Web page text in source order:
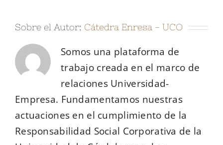
Sobre el Autor: Cátedra Enresa - UCO
Somos una plataforma de
trabajo creada en el marco de
relaciones Universidad-
Empresa. Fundamentamos nuestras
actuaciones en el cumplimiento de la
Responsabilidad Social Corporativa de la